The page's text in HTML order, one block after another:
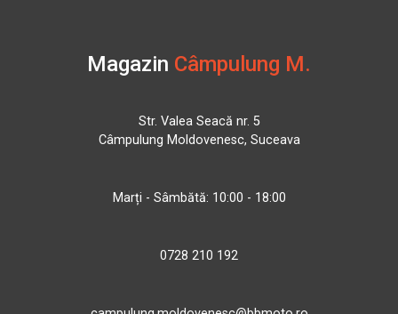
Magazin Câmpulung M.
Str. Valea Seacă nr. 5
Câmpulung Moldovenesc, Suceava
Marți - Sâmbătă: 10:00 - 18:00
0728 210 192